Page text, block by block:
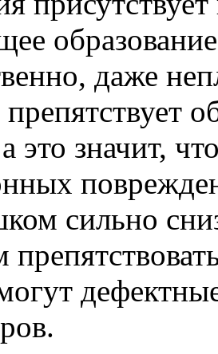
даже
препятствует
это значит,
сильно